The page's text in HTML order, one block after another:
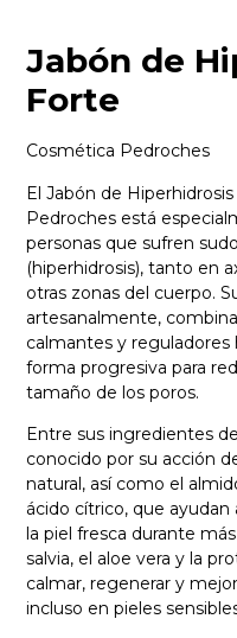
Jabón de
Forte
Cosmética Pedroches
El Jabón de
Pedroches está
personas que sufren
(hiperhidrosis), tanto en
otras zonas del cuerpo.
artesanalmente,
calmantes y
forma progresiva para
tamaño de los poros.
Entre sus ingredientes
conocido por su acción
natural, así como el
ácido cítrico, que
la piel fresca durante
salvia, el aloe vera y la
calmar, regenerar y
incluso en pieles